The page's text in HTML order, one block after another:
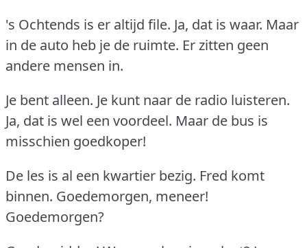
's Ochtends is er altijd file. Ja, dat is waar. Maar
in de auto heb je de ruimte. Er zitten geen
andere mensen in.
Je bent alleen. Je kunt naar de radio luisteren.
Ja, dat is wel een voordeel. Maar de bus is
misschien goedkoper!
De les is al een kwartier bezig. Fred komt
binnen. Goedemorgen, meneer!
Goedemorgen?